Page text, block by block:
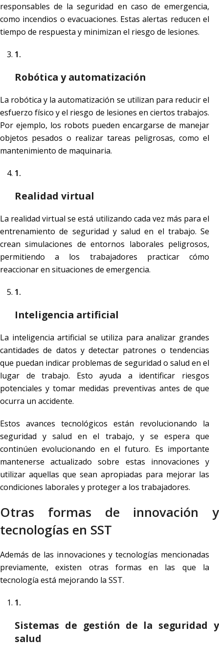
responsables de la seguridad en caso de emergencia,
como incendios o evacuaciones. Estas alertas reducen el
tiempo de respuesta y minimizan el riesgo de lesiones.
Robótica y automatización
La robótica y la automatización se utilizan para reducir el
esfuerzo físico y el riesgo de lesiones en ciertos trabajos.
Por ejemplo, los robots pueden encargarse de manejar
objetos pesados o realizar tareas peligrosas, como el
mantenimiento de maquinaria.
Realidad virtual
La realidad virtual se está utilizando cada vez más para el
entrenamiento de seguridad y salud en el trabajo. Se
crean simulaciones de entornos laborales peligrosos,
permitiendo a los trabajadores practicar cómo
reaccionar en situaciones de emergencia.
Inteligencia artificial
La inteligencia artificial se utiliza para analizar grandes
cantidades de datos y detectar patrones o tendencias
que puedan indicar problemas de seguridad o salud en el
lugar de trabajo. Esto ayuda a identificar riesgos
potenciales y tomar medidas preventivas antes de que
ocurra un accidente.
Estos avances tecnológicos están revolucionando la
seguridad y salud en el trabajo, y se espera que
continúen evolucionando en el futuro. Es importante
mantenerse actualizado sobre estas innovaciones y
utilizar aquellas que sean apropiadas para mejorar las
condiciones laborales y proteger a los trabajadores.
Otras formas de innovación y
tecnologías en SST
Además de las innovaciones y tecnologías mencionadas
previamente, existen otras formas en las que la
tecnología está mejorando la SST.
Sistemas de gestión de la seguridad y
salud